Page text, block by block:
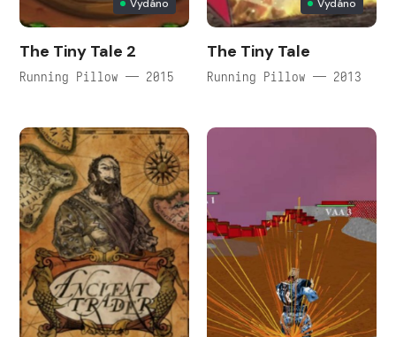
Vydáno
The Tiny Tale 2
Running Pillow — 2015
Vydáno
The Tiny Tale
Running Pillow — 2013